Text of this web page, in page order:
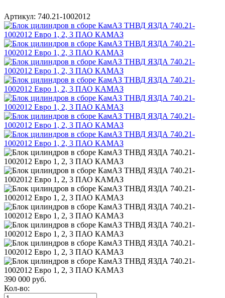
Артикул: 740.21-1002012
390 000 руб.
Кол-во: